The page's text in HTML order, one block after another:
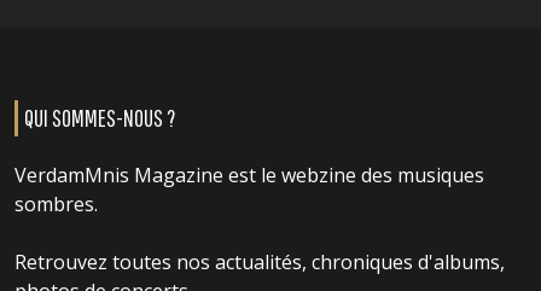
QUI SOMMES-NOUS ?
VerdamMnis Magazine est le webzine des musiques
sombres.
Retrouvez toutes nos actualités, chroniques d'albums,